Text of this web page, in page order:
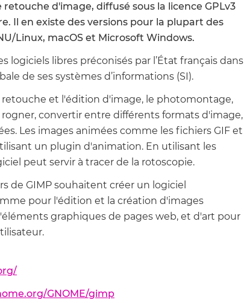
d'image, diffusé sous la licence GPLv3
Il en existe des versions pour la plupart des
Linux, macOS et Microsoft Windows.
logiciels libres préconisés par l’État français dans
de ses systèmes d’informations (SI).
retouche et l'édition d'image, le photomontage,
rogner, convertir entre différents formats d'image,
Les images animées comme les fichiers GIF et
un plugin d'animation. En utilisant les
peut servir à tracer de la rotoscopie.
de GIMP souhaitent créer un logiciel
pour l'édition et la création d'images
graphiques de pages web, et d'art pour
GNOME/gimp